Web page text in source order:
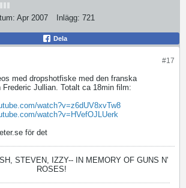
Apr 2007 Inlägg: 721
Dela
#17
med dropshotfiske med den franska
Jullian. Totalt ca 18min film:
watch?v=z6dUV8xvTw8
watch?v=HVefOJLUerk
för det
STEVEN, IZZY-- IN MEMORY OF GUNS N'
ROSES!